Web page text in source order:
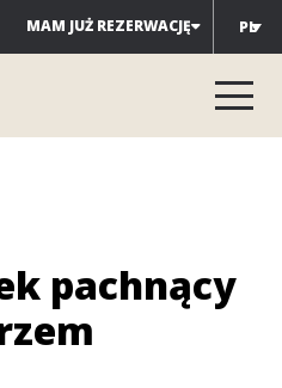
MAM JUŻ REZERWACJĘ PL
pachnący